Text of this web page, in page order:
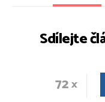
Sdílejte
72